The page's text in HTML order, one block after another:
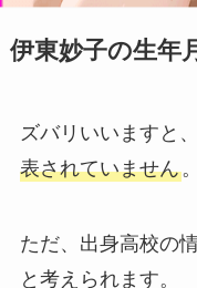
伊東妙子の生年
ズバリいいますと、
表されていません。
ただ、出身高校の
と考えられます。